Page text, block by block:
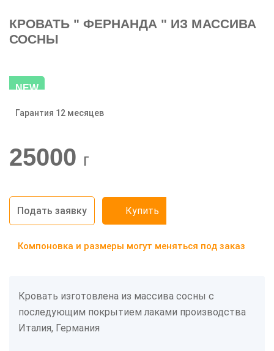
КРОВАТЬ " ФЕРНАНДА " ИЗ МАССИВА
СОСНЫ
NEW
-20%
Гарантия 12 месяцев
25000 г
Подать заявку Купить
Компоновка и размеры могут меняться под заказ
Кровать изготовлена из массива сосны с
последующим покрытием лаками производства
Италия, Германия